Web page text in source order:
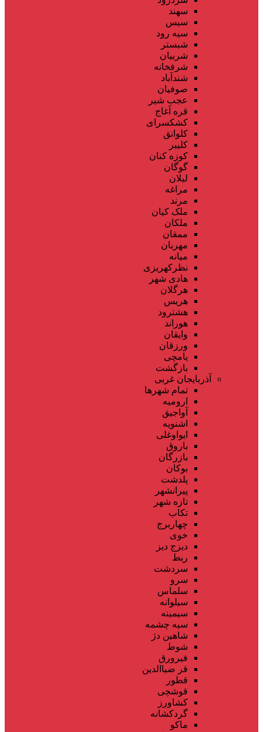
سهند
سیس
سیه رود
شبستر
شربیان
شرفخانه
شندآباد
صوفیان
عجب شیر
قره آغاج
کشکسرای
کلوانق
کلیبر
کوزه کنان
گوگان
لیلان
مراغه
مرند
ملک کیان
ملکان
ممقان
مهربان
میانه
نظرکهریزی
هادی شهر
هرگلان
هریس
هشترود
هوراند
وایقان
ورزقان
یامچی
بازگشت
آذربایجان غربی
تمام شهر‌ها
ارومیه
آواجیق
اشنویه
ایواوغلی
باروق
بازرگان
بوکان
پلدشت
پیرانشهر
تازه شهر
تکاب
چهاربرج
خوی
دیزج دیز
ربط
سردشت
سرو
سلماس
سیلوانه
سیمینه
سیه چشمه
شاهین دژ
شوط
فیرورق
قر ضیاالدین
قطور
قوشچی
کشاورز
گردکشانه
ماکو